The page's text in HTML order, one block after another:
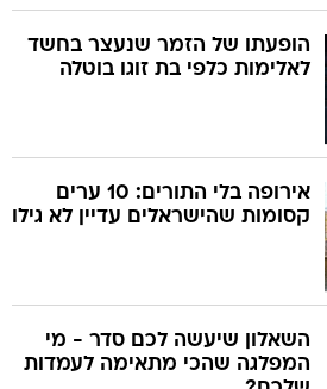
הופעתו של הזמר שנעצר בחשד
לאלימות כלפי בת זוגו בוטלה
אירופה בלי התורים: 10 ערים
קסומות שהישראלים עדיין לא גילו
השאלון שיעשה לכם סדר - מי
המפלגה שהכי מתאימה לעמדות